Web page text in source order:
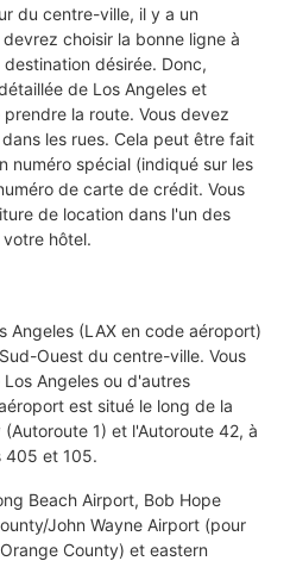
du centre-ville, il y a un
choisir la bonne ligne à
désirée. Donc,
de Los Angeles et
la route. Vous devez
les rues. Cela peut être fait
numéro spécial (indiqué sur les
de carte de crédit. Vous
de location dans l'un des
hôtel.
Angeles (LAX en code aéroport)
Ouest du centre-ville. Vous
Angeles ou d'autres
est situé le long de la
1) et l'Autoroute 42, à
405 et 105.
Beach Airport, Bob Hope
John Wayne Airport (pour
County) et eastern